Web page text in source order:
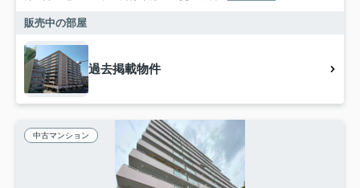
販売中の部屋
過去掲載物件
中古マンション